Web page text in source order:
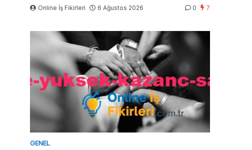
Online İş Fikirleri 6 Ağustos 2026 0 7
GENEL